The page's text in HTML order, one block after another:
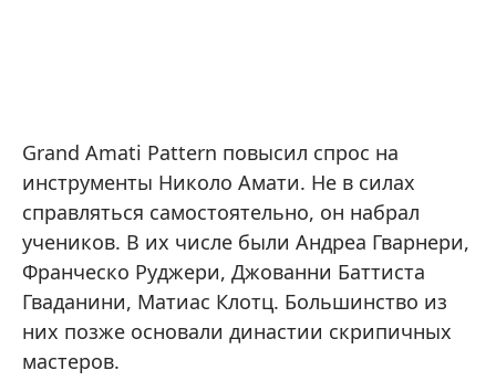
Grand Amati Pattern повысил спрос на
инструменты Николо Амати. Не в силах
справляться самостоятельно, он набрал
учеников. В их числе были Андреа Гварнери,
Франческо Руджери, Джованни Баттиста
Гваданини, Матиас Клотц. Большинство из
них позже основали династии скрипичных
мастеров.